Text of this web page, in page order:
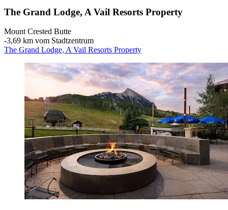
The Grand Lodge, A Vail Resorts Property
Mount Crested Butte
‐3,69 km vom Stadtzentrum
The Grand Lodge, A Vail Resorts Property